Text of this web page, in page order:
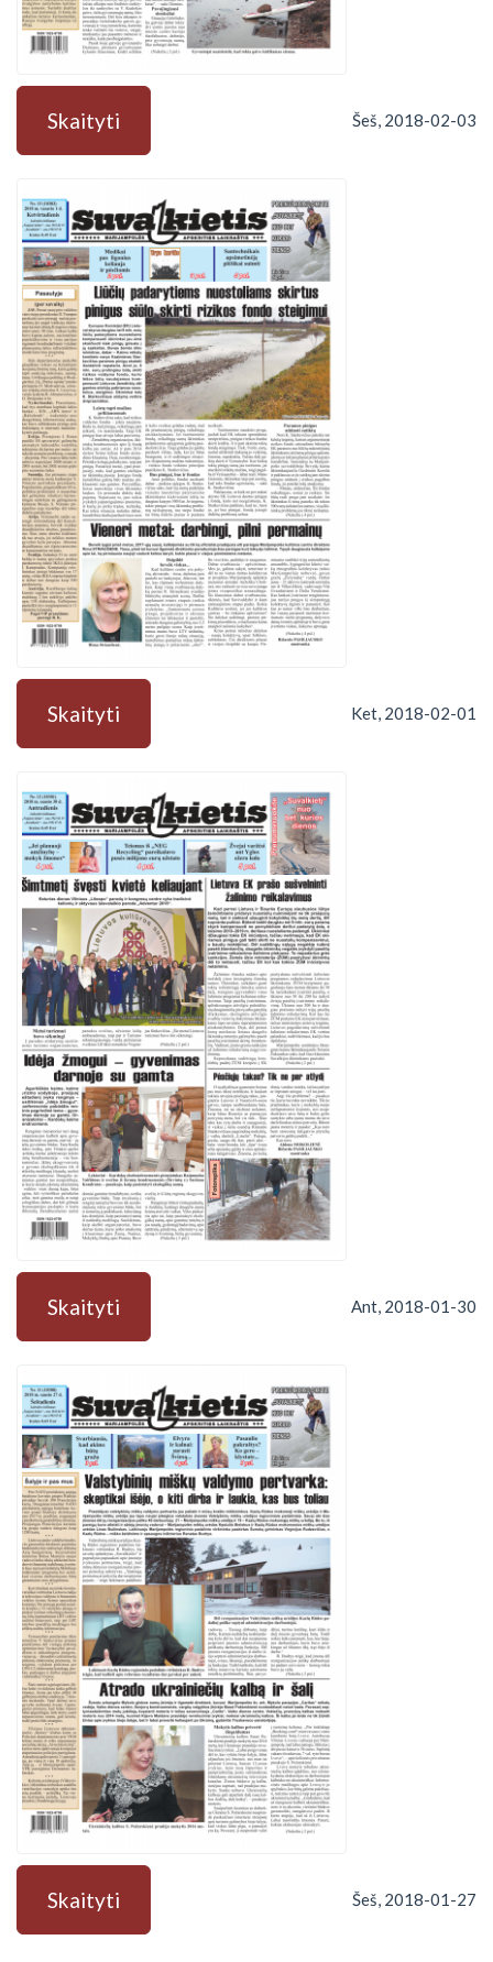
Skaityti Šeš, 2018-02-03
Skaityti Ket, 2018-02-01
Skaityti Ant, 2018-01-30
Skaityti Šeš, 2018-01-27